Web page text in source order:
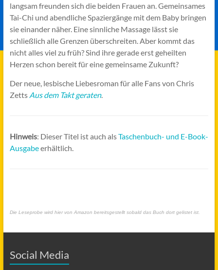
langsam freunden sich die beiden Frauen an. Gemeinsames
Tai-Chi und abendliche Spaziergänge mit dem Baby bringen
sie einander näher. Eine sinnliche Massage lässt sie
schließlich alle Grenzen überschreiten. Aber kommt das
nicht alles viel zu früh? Sind ihre gerade erst geheilten
Herzen schon bereit für eine gemeinsame Zukunft?
Der neue, lesbische Liebesroman für alle Fans von Chris
Zetts Aus dem Takt geraten.
Hinweis: Dieser Titel ist auch alsTaschenbuch- und E-Book-
Ausgabeerhältlich.
Die Leseprobe wird hier von Amazon bereitsgestellt sobald das Buch dort gelistet ist.
Social Media